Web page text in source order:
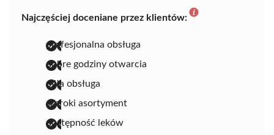
Najczęściej doceniane przez klientów:
profesjonalna obsługa
dobre godziny otwarcia
miła obsługa
szeroki asortyment
dostępność leków